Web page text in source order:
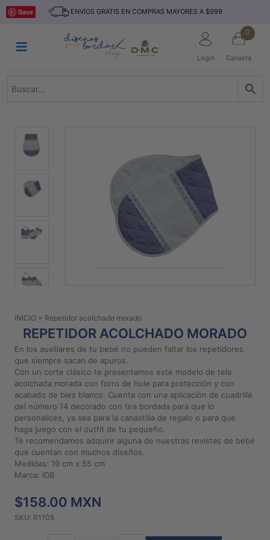
Saltar
ENVÍOS GRATIS EN COMPRAS MAYORES A $999
Login
0
Canasta
INICIO
TEJIDO
TELAS
MARCAS
Preguntas
frecuentes
Aviso De
Privacidad
Políticas
Compra
2026
Para
Bordar
Save
INICIO > Repetidor acolchado morado
REPETIDOR ACOLCHADO MORADO
En los auxiliares de tu bebé no pueden faltar los repetidores
que siempre sacan de apuros.
Con un corte clásico te presentamos este modelo de tela
acolchada morada con forro de hule para protección y con
acabado de bies blanco. Cuenta con una aplicación de cuadrillé
del número 14 decorado con tira bordada para que lo
personalices, ya sea para la canastilla de regalo o para que
haga juego con el outfit de tu pequeño.
Te recomendamos adquirir alguna de nuestras revistas de bebé
que cuentan con muchos diseños.
Medidas: 19 cm x 55 cm
Marca: IDB
$158.00 MXN
SKU: R1105